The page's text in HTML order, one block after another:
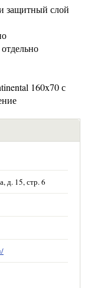
защитный слой
160x70 с
д. 15, стр. 6